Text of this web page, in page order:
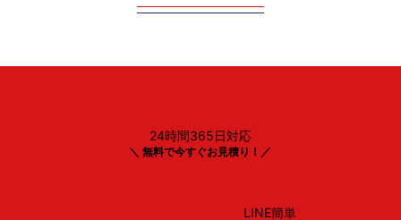
リンナイ
LINE簡単
＼ 無料で今すぐお見積り！／
24時間365日対応